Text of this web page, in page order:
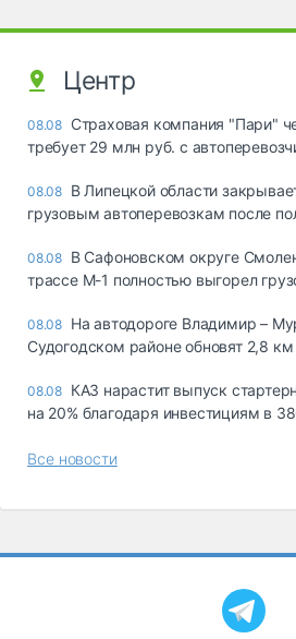
Центр
08.08 Страховая компания "Пари"
требует 29 млн руб. с
08.08 В Липецкой области
грузовым автоперевозкам после
08.08 В Сафоновском округе
трассе М-1 полностью выгорел
08.08 На автодороге Владимир –
Судогодском районе обновят 2,8 км
08.08 КАЗ нарастит выпуск
на 20% благодаря инвестициям в
Все новости